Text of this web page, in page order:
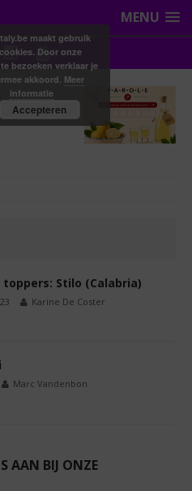
MENU
Stilo (Calabria)
Karine De Coster
Marc Vandenbon
AAN BIJ ONZE
maakt gebruik
Door onze
bezoeken verklaar je
akkoord. Meer
informatie
Accepteren